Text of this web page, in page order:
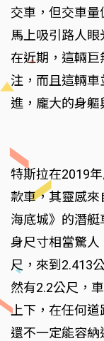
交車，但交車
馬上吸引路人
在近期，這輛
注，而且這輛車
進，龐大的身軀
特斯拉在2019
款車，其靈感來
海底城》的潛
身尺寸相當驚
尺，來到2.413
然有2.2公尺，
上下，在任何
還不一定能容納